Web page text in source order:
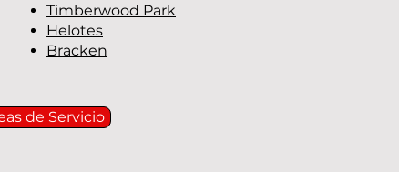
Timberwood Park
Helotes
Bracken
de Servicio